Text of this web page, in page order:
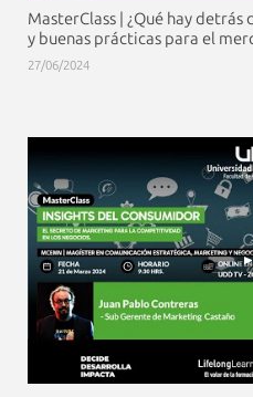
MasterClass | ¿Qué hay
y buenas prácticas para el
27/06/2024